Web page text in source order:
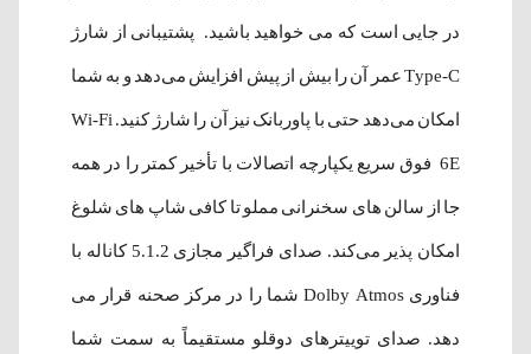
در جایی است که می خواهید باشید. پشتیبانی از شارژ
Type-C عمر آن را بیش از پیش افزایش می‌دهد و به شما
امکان می‌دهد حتی با پاوربانک نیز آن را شارژ کنید. Wi-Fi
6E فوق سریع یکپارچه اتصالات با تأخیر کمتر را در همه
جا از سالن های سخنرانی مملو تا کافی شاپ های شلوغ
امکان پذیر می‌کند. صدای فراگیر مجازی 5.1.2 کاناله با
فناوری Dolby Atmos شما را در مرکز صحنه قرار می
دهد. صدای توییترهای دوقلو مستقیماً به سمت شما